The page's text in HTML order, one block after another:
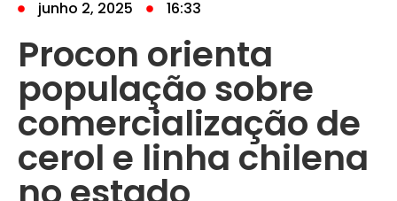
junho 2, 2025 16:33
Procon orienta
população sobre
comercialização de
cerol e linha chilena